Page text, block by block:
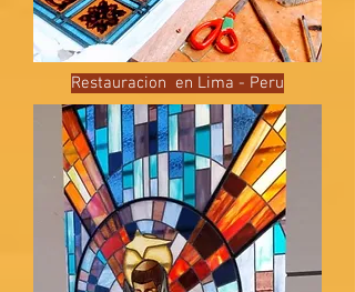
Restauracion en Lima - Peru